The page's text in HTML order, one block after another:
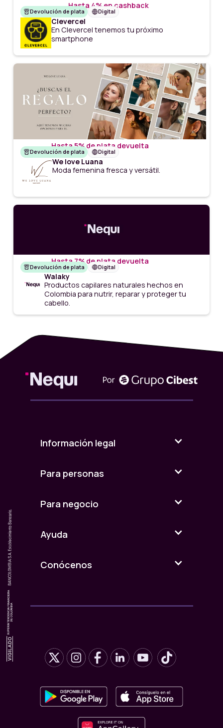
Hasta 4% en cashback
Devolución de plata Digital
Clevercel
En Clevercel tenemos tu próximo
smartphone
Hasta 5% de plata devuelta
Devolución de plata Digital
We love Luana
Moda femenina fresca y versátil.
Hasta 7% de plata devuelta
Devolución de plata Digital
Walaky
Productos capilares naturales hechos en
Colombia para nutrir, reparar y proteger tu
cabello.
Información legal
Para personas
Para negocio
Ayuda
Conócenos